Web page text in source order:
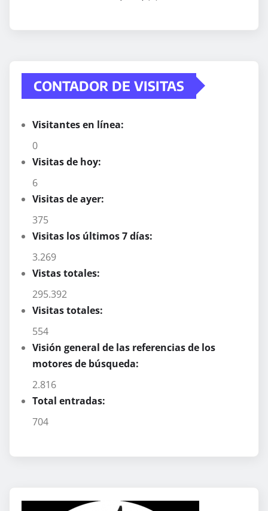
CONTADOR DE VISITAS
Visitantes en línea:
0
Visitas de hoy:
6
Visitas de ayer:
375
Visitas los últimos 7 días:
3.269
Vistas totales:
295.392
Visitas totales:
554
Visión general de las referencias de los
motores de búsqueda:
2.816
Total entradas:
704